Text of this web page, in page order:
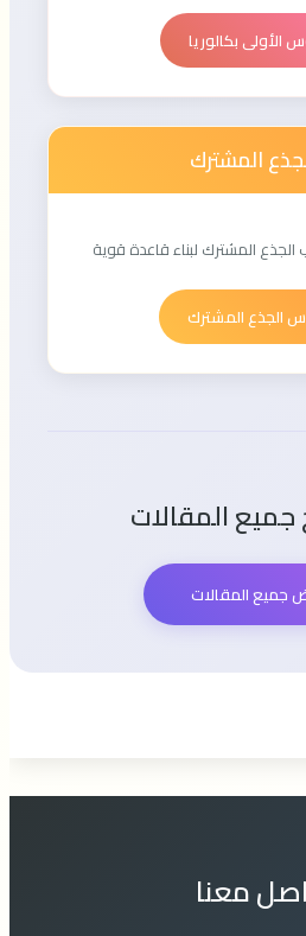
الأولى بكالوريا
المشترك
المشترك لبناء قاعدة قوية
الجذع المشترك
المقالات
جميع المقالات
معنا